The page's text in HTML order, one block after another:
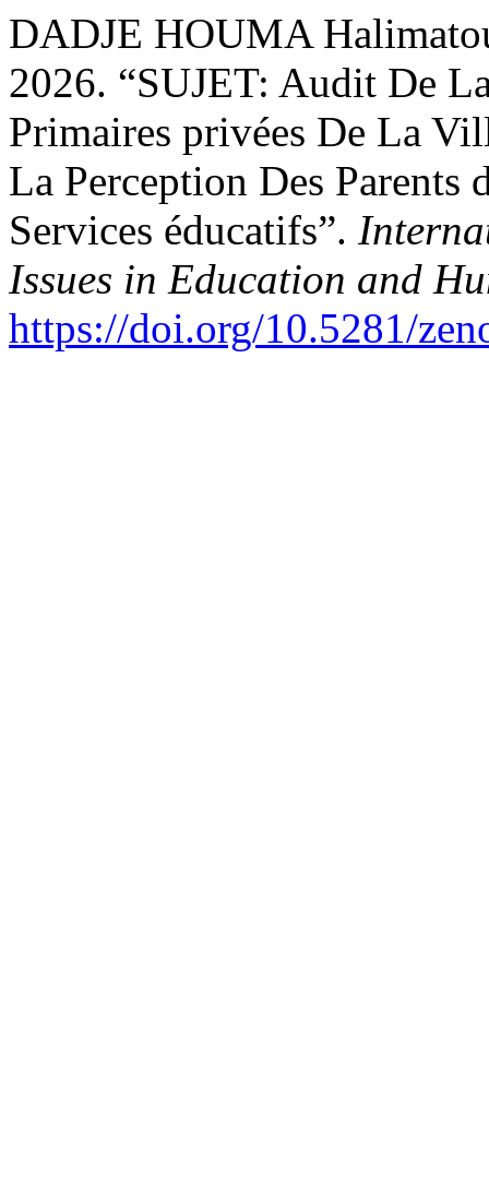
DADJE HOUMA
2026. “SUJET: Audit De
Primaires privées De La
La Perception Des Parents
Services éducatifs”.
Issues in Education and
https://doi.org/10.5281/